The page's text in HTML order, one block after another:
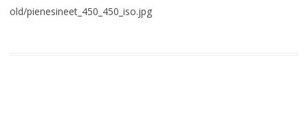
old/pienesineet_450_450_iso.jpg